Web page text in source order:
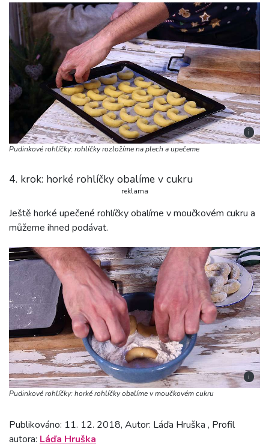
i
Pudinkové rohlíčky: rohlíčky rozložíme na plech a upečeme
4. krok: horké rohlíčky obalíme v cukru
reklama
Ještě horké upečené rohlíčky obalíme v moučkovém cukru a
můžeme ihned podávat.
i
Pudinkové rohlíčky: horké rohlíčky obalíme v moučkovém cukru
Publikováno: 11. 12. 2018, Autor: Láďa Hruška , Profil
autora: Láďa Hruška